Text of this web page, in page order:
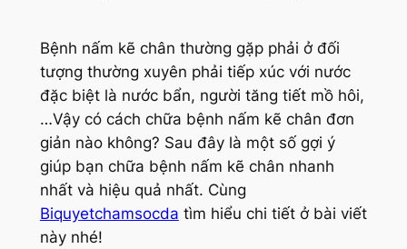
Bệnh nấm kẽ chân thường gặp phải ở đối
tượng thường xuyên phải tiếp xúc với nước
đặc biệt là nước bẩn, người tăng tiết mồ hôi,
…Vậy có cách chữa bệnh nấm kẽ chân đơn
giản nào không? Sau đây là một số gợi ý
giúp bạn chữa bệnh nấm kẽ chân nhanh
nhất và hiệu quả nhất. Cùng
Biquyetchamsocda tìm hiểu chi tiết ở bài viết
này nhé!